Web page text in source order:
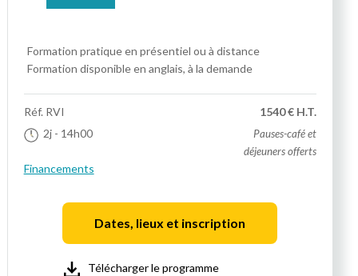
Formation pratique en présentiel ou à distance
Formation disponible en anglais, à la demande
Réf. RVI
2j - 14h00
1540 € H.T.
Pauses-café et
déjeuners offerts
Financements
Dates, lieux et inscription
Télécharger le programme